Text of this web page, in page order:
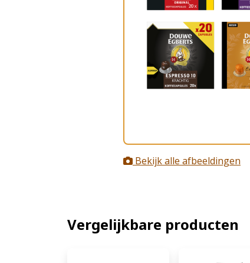
Bekijk alle afbeeldingen
Vergelijkbare producten